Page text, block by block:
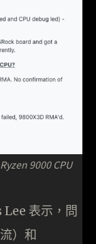
9000 CPU
表示，問
）和